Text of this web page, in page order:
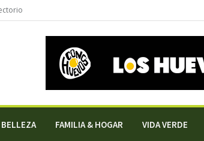
BELLEZA FAMILIA & HOGAR VIDA VERDE